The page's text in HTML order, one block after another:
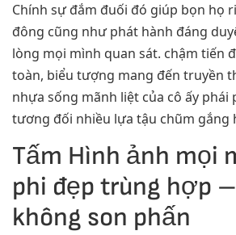
Chính sự đắm đuối đó giúp bọn họ
đông cũng như phát hành đáng
lòng mọi mình quan sát. chậm tiến
toàn, biểu tượng mang đến truyền
nhựa sống mãnh liệt của cô ấy phái
tương đối nhiều lựa tậu chũm gắng
Tấm Hình ảnh mọi
phi đẹp trùng hợp
không son phấn